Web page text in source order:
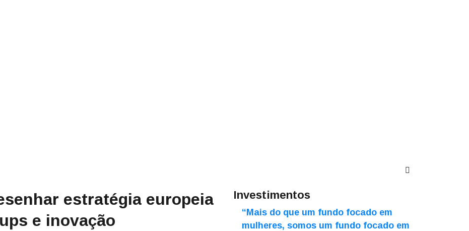
estratégia europeia
e inovação
Investimentos
“Mais do que um fundo focado em
mulheres, somos um fundo focado em